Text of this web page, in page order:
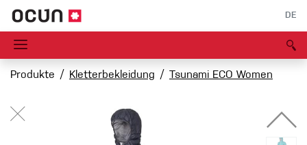
DE
Produkte Kletterbekleidung Tsunami ECO Women